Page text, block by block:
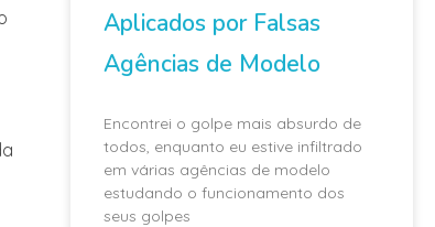
Aplicados por Falsas
Agências de Modelo
Encontrei o golpe mais absurdo de
todos, enquanto eu estive infiltrado
em várias agências de modelo
estudando o funcionamento dos
seus golpes